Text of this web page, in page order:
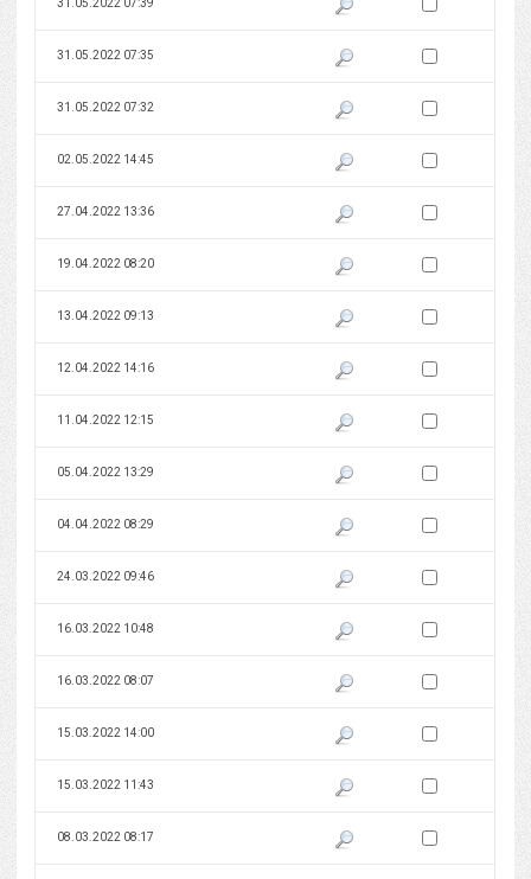
31.05.2022 07:39 Pokaż podgląd wersji z dnia
31.05.2022 07:35 Pokaż podgląd wersji z dnia
Zaznacz wersję do
31.05.2022 07:32 Pokaż podgląd wersji z dnia
Zaznacz wersję do
02.05.2022 14:45 Pokaż podgląd wersji z dnia
Zaznacz wersję do
27.04.2022 13:36 Pokaż podgląd wersji z dnia
Zaznacz wersję do
19.04.2022 08:20 Pokaż podgląd wersji z dnia
Zaznacz wersję do
13.04.2022 09:13 Pokaż podgląd wersji z dnia
Zaznacz wersję do
12.04.2022 14:16 Pokaż podgląd wersji z dnia
Zaznacz wersję do
11.04.2022 12:15 Pokaż podgląd wersji z dnia
Zaznacz wersję do
05.04.2022 13:29 Pokaż podgląd wersji z dnia
Zaznacz wersję do
04.04.2022 08:29 Pokaż podgląd wersji z dnia
Zaznacz wersję do
24.03.2022 09:46 Pokaż podgląd wersji z dnia
Zaznacz wersję do
16.03.2022 10:48 Pokaż podgląd wersji z dnia
Zaznacz wersję do
16.03.2022 08:07 Pokaż podgląd wersji z dnia
Zaznacz wersję do
15.03.2022 14:00 Pokaż podgląd wersji z dnia
Zaznacz wersję do
15.03.2022 11:43 Pokaż podgląd wersji z dnia
Zaznacz wersję do
08.03.2022 08:17 Pokaż podgląd wersji z dnia
Zaznacz wersję do